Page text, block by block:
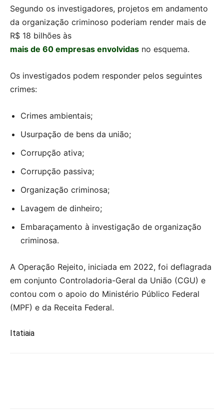
Segundo os investigadores, projetos em andamento
da organização criminoso poderiam render mais de
R$ 18 bilhões às
mais de 60 empresas envolvidas no esquema.
Os investigados podem responder pelos seguintes
crimes:
Crimes ambientais;
Usurpação de bens da união;
Corrupção ativa;
Corrupção passiva;
Organização criminosa;
Lavagem de dinheiro;
Embaraçamento à investigação de organização
criminosa.
A Operação Rejeito, iniciada em 2022, foi deflagrada
em conjunto Controladoria-Geral da União (CGU) e
contou com o apoio do Ministério Público Federal
(MPF) e da Receita Federal.
Itatiaia